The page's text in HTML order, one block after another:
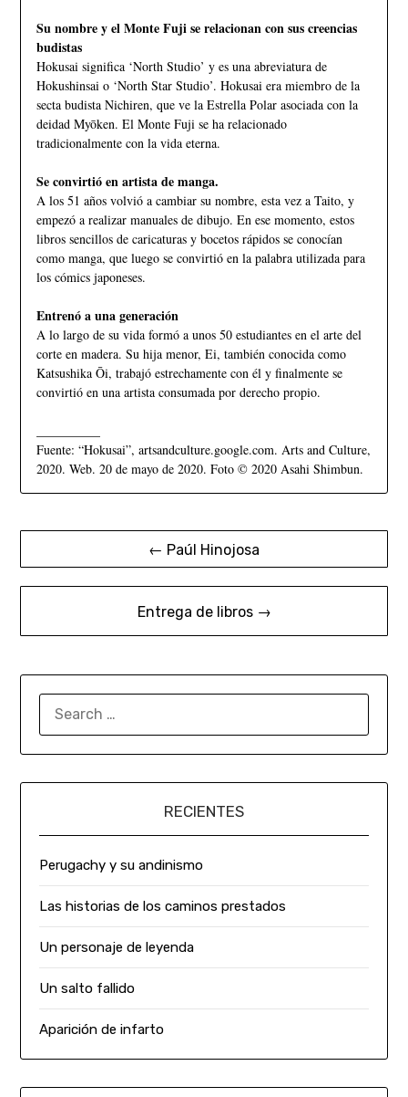
Su nombre y el Monte Fuji se relacionan con sus creencias
budistas
Hokusai significa ‘North Studio’ y es una abreviatura de
Hokushinsai o ‘North Star Studio’. Hokusai era miembro de la
secta budista Nichiren, que ve la Estrella Polar asociada con la
deidad Myōken. El Monte Fuji se ha relacionado
tradicionalmente con la vida eterna.
Se convirtió en artista de manga.
A los 51 años volvió a cambiar su nombre, esta vez a Taito, y
empezó a realizar manuales de dibujo. En ese momento, estos
libros sencillos de caricaturas y bocetos rápidos se conocían
como manga, que luego se convirtió en la palabra utilizada para
los cómics japoneses.
Entrenó a una generación
A lo largo de su vida formó a unos 50 estudiantes en el arte del
corte en madera. Su hija menor, Ei, también conocida como
Katsushika Ōi, trabajó estrechamente con él y finalmente se
convirtió en una artista consumada por derecho propio.
Fuente: “Hokusai”, artsandculture.google.com. Arts and Culture,
2020. Web. 20 de mayo de 2020. Foto © 2020 Asahi Shimbun.
← Paúl Hinojosa
Entrega de libros →
RECIENTES
Perugachy y su andinismo
Las historias de los caminos prestados
Un personaje de leyenda
Un salto fallido
Aparición de infarto